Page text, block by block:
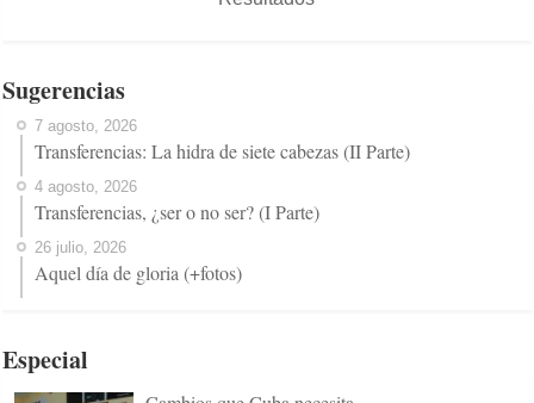
Sugerencias
7 agosto, 2026
Transferencias: La hidra de siete cabezas (II Parte)
4 agosto, 2026
Transferencias, ¿ser o no ser? (I Parte)
26 julio, 2026
Aquel día de gloria (+fotos)
Especial